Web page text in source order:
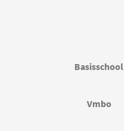
Basisschool
Vmbo